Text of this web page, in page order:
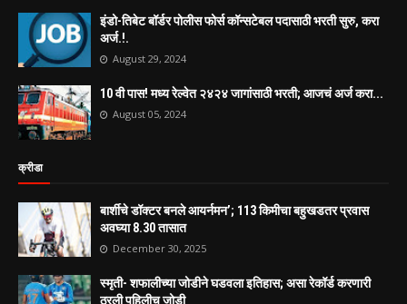
इंडो-तिबेट बॉर्डर पोलीस फोर्स कॉन्सटेबल पदासाठी भरती सुरु, करा
अर्ज.!.
August 29, 2024
10 वी पास! मध्य रेल्वेत २४२४ जागांसाठी भरती; आजचं अर्ज करा...
August 05, 2024
क्रीडा
बार्शीचे डॉक्टर बनले आयर्नमन’; 113 किमीचा बहुखडतर प्रवास
अवघ्या 8.30 तासात
December 30, 2025
स्मृती- शफालीच्या जोडीने घडवला इतिहास; असा रेकॉर्ड करणारी
ठरली पहिलीच जोडी